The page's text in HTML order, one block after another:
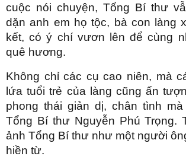
cuộc nói chuyện, Tổng Bí thư
dặn anh em họ tộc, bà con làng
kết, có ý chí vươn lên để cùng
quê hương.
Không chỉ các cụ cao niên, mà
lứa tuổi trẻ của làng cũng ấn
phong thái giản dị, chân tình
Tổng Bí thư Nguyễn Phú Trọng.
ảnh Tổng Bí thư như một người
hiền từ.